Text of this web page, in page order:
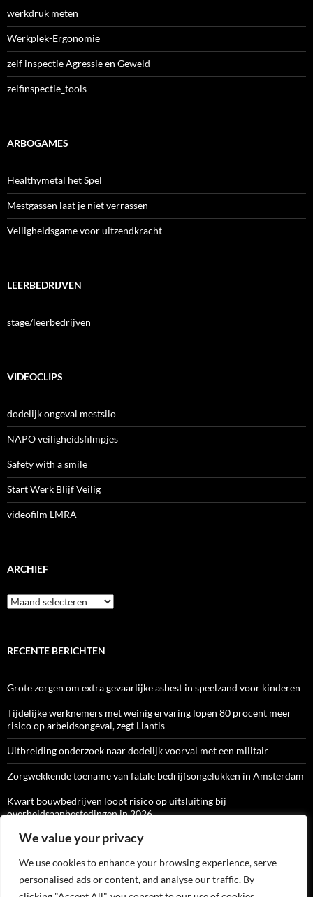
We value your privacy
We use cookies to enhance your browsing experience, serve
personalised ads or content, and analyse our traffic. By
werkdruk meten
Werkplek-Ergonomie
zelf inspectie Agressie en Geweld
zelfinspectie_tools
ARBOGAMES
Healthymetal het Spel
Mestgassen laat je niet verrassen
Veiligheidsgame voor uitzendkracht
LEERBEDRIJVEN
stage/leerbedrijven
VIDEOCLIPS
dodelijk ongeval mestsilo
NAPO veiligheidsfilmpjes
Safety with a smile
Start Werk Blijf Veilig
videofilm LMRA
ARCHIEF
Archief
RECENTE BERICHTEN
Grote zorgen om extra gevaarlijke asbest in speelzand voor kinderen
Tijdelijke werknemers met weinig ervaring lopen 80 procent meer
risico op arbeidsongeval, zegt Liantis
Uitbreiding onderzoek naar dodelijk voorval met een militair
Zorgwekkende toename van fatale bedrijfsongelukken in Amsterdam
Kwart bouwbedrijven loopt risico op uitsluiting bij
overheidsaanbestedingen in 2026
ARBO-CATALOGI